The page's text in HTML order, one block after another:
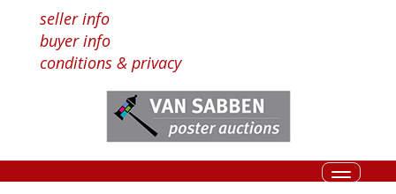
seller info
buyer info
conditions & privacy
Toggle